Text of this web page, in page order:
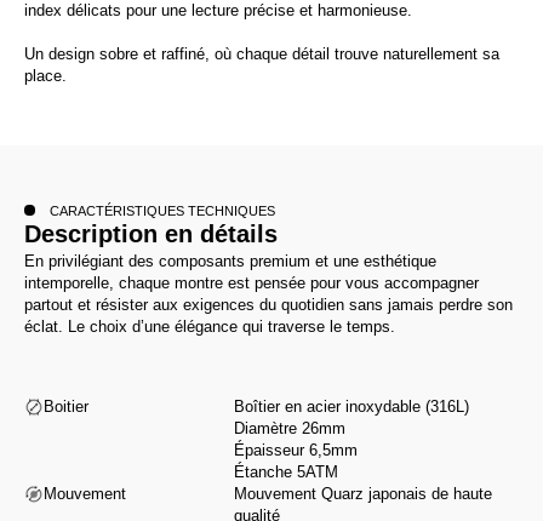
index délicats pour une lecture précise et harmonieuse.
Un design sobre et raffiné, où chaque détail trouve naturellement sa
place.
CARACTÉRISTIQUES TECHNIQUES
Description en détails
En privilégiant des composants premium et une esthétique
intemporelle, chaque montre est pensée pour vous accompagner
partout et résister aux exigences du quotidien sans jamais perdre son
éclat. Le choix d’une élégance qui traverse le temps.
Boitier
Boîtier en acier inoxydable (316L)
Diamètre 26mm
Épaisseur 6,5mm
Étanche 5ATM
Mouvement
Mouvement Quarz japonais de haute
qualité